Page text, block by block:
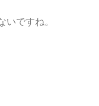
ですね。